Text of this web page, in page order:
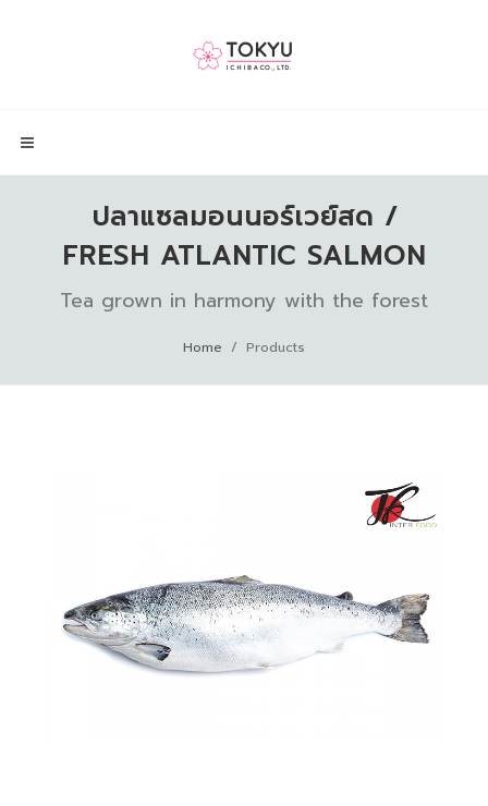
ปลาแซลมอนนอร์เวย์สด /
FRESH ATLANTIC SALMON
Tea grown in harmony with the forest
Home Products